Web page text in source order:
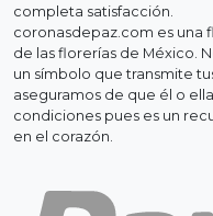
completa satisfacción.
coronasdepaz.com es una
de las florerías de México.
un símbolo que transmite
aseguramos de que él o
condiciones pues es un
en el corazón.